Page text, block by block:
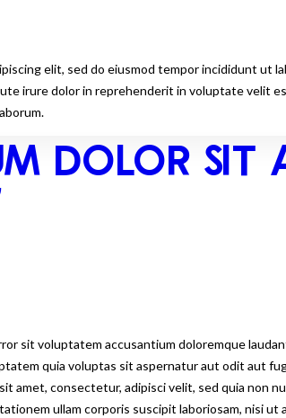
elit, sed do eiusmod tempor incididunt ut
irure dolor in reprehenderit in voluptate velit
DOLOR
sit voluptatem accusantium doloremque
quia voluptas sit aspernatur aut odit aut
amet, consectetur, adipisci velit, sed quia non
ullam corporis suscipit laboriosam, nisi